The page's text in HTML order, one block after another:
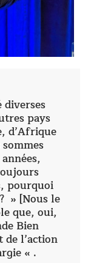
diverses
pays
d’Afrique
pourquoi
» [Nous le
que, oui,
Bien
l’action
« .